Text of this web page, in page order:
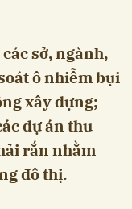
sở, ngành,
ô nhiễm bụi
xây dựng;
dự án thu
rắn nhằm
đô thị.